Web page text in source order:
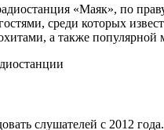
«Маяк», по
среди которых
а также популярной
слушателей с